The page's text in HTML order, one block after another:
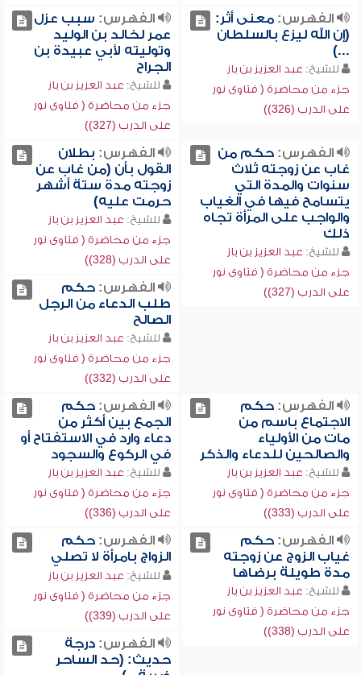
الفهرس:معنى أثر:
(إن الله ليزع بالسلطان
...)
للشيخ: عبد العزيز بن باز
جزء من محاضرة ( فتاوى نور
على الدرب (326))
الفهرس: سبب عزل
عمر لخالد بن الوليد
وتوليته لأبي عبيدة بن
الجراح
للشيخ: عبد العزيز بن باز
جزء من محاضرة ( فتاوى نور
على الدرب (327))
الفهرس:حكم من
غاب عن زوجته ثلاث
سنوات والمدة التي
يتسامح فيها في الغياب
والواجب على المرأة تجاه
ذلك
للشيخ: عبد العزيز بن باز
جزء من محاضرة ( فتاوى نور
على الدرب (327))
الفهرس: بطلان
القول بأن (من غاب عن
زوجته مدة ستة أشهر
حرمت عليه)
للشيخ: عبد العزيز بن باز
جزء من محاضرة ( فتاوى نور
على الدرب (328))
الفهرس:حكم
طلب الدعاء من الرجل
الصالح
للشيخ: عبد العزيز بن باز
جزء من محاضرة ( فتاوى نور
على الدرب (332))
الفهرس:حكم
الاجتماع باسم من
مات من الأولياء
والصالحين للدعاء والذكر
للشيخ: عبد العزيز بن باز
جزء من محاضرة ( فتاوى نور
على الدرب (333))
الفهرس:حكم
الجمع بين أكثر من
دعاء وارد في الاستفتاح أو
في الركوع والسجود
للشيخ: عبد العزيز بن باز
جزء من محاضرة ( فتاوى نور
على الدرب (336))
الفهرس:حكم
غياب الزوج عن زوجته
مدة طويلة برضاها
للشيخ: عبد العزيز بن باز
جزء من محاضرة ( فتاوى نور
على الدرب (338))
الفهرس:حكم
الزواج بامرأة لا تصلي
للشيخ: عبد العزيز بن باز
جزء من محاضرة ( فتاوى نور
على الدرب (339))
الفهرس:درجة
حديث: (حد الساحر